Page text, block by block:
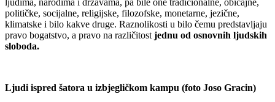
političke, socijalne, religijske, filozofske, monetarne, jezične,
klimatske i bilo kakve druge. Raznolikosti u bilo čemu predstavljaju
pravo bogatstvo, a pravo na različitost jednu od osnovnih ljudskih
sloboda.
Ljudi ispred šatora u izbjegličkom kampu (foto Joso Gracin)